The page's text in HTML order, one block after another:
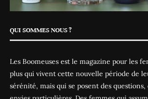
QUI SOMMES NOUS ?
Les Boomeuses est le magazine pour les
plus qui vivent cette nouvelle période de
sérénité, mais qui se posent des